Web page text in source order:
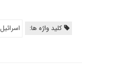
کلید واژه ها: اسرائیل